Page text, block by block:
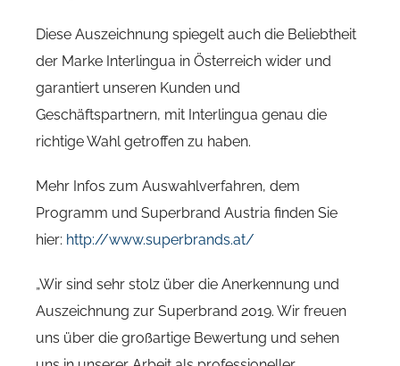
Diese Auszeichnung spiegelt auch die Beliebtheit
der Marke Interlingua in Österreich wider und
garantiert unseren Kunden und
Geschäftspartnern, mit Interlingua genau die
richtige Wahl getroffen zu haben.
Mehr Infos zum Auswahlverfahren, dem
Programm und Superbrand Austria finden Sie
hier: http://www.superbrands.at/
„Wir sind sehr stolz über die Anerkennung und
Auszeichnung zur Superbrand 2019. Wir freuen
uns über die großartige Bewertung und sehen